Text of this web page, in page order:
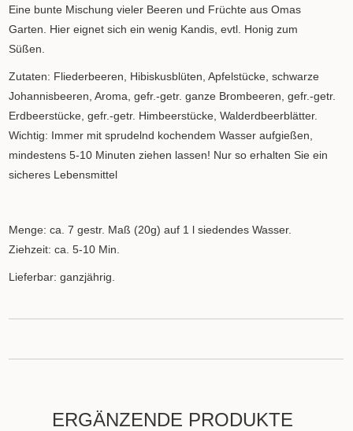
Eine bunte Mischung vieler Beeren und Früchte aus Omas
Garten. Hier eignet sich ein wenig Kandis, evtl. Honig zum
Süßen.
Zutaten: Fliederbeeren, Hibiskusblüten, Apfelstücke, schwarze
Johannisbeeren, Aroma, gefr.-getr. ganze Brombeeren, gefr.-getr.
Erdbeerstücke, gefr.-getr. Himbeerstücke, Walderdbeerblätter.
Wichtig: Immer mit sprudelnd kochendem Wasser aufgießen,
mindestens 5-10 Minuten ziehen lassen! Nur so erhalten Sie ein
sicheres Lebensmittel
Menge: ca. 7 gestr. Maß (20g) auf 1 l siedendes Wasser.
Ziehzeit: ca. 5-10 Min.
Lieferbar: ganzjährig.
ERGÄNZENDE PRODUKTE